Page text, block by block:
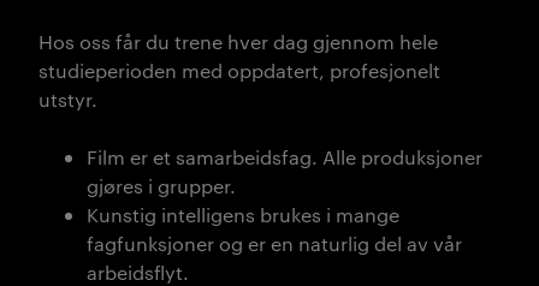
Hos oss får du trene hver dag gjennom hele
studieperioden med oppdatert, profesjonelt
utstyr.
Film er et samarbeidsfag. Alle produksjoner
gjøres i grupper.
Kunstig intelligens brukes i mange
fagfunksjoner og er en naturlig del av vår
arbeidsflyt.